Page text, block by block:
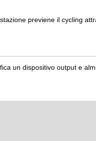
previene il cycling
un dispositivo output e